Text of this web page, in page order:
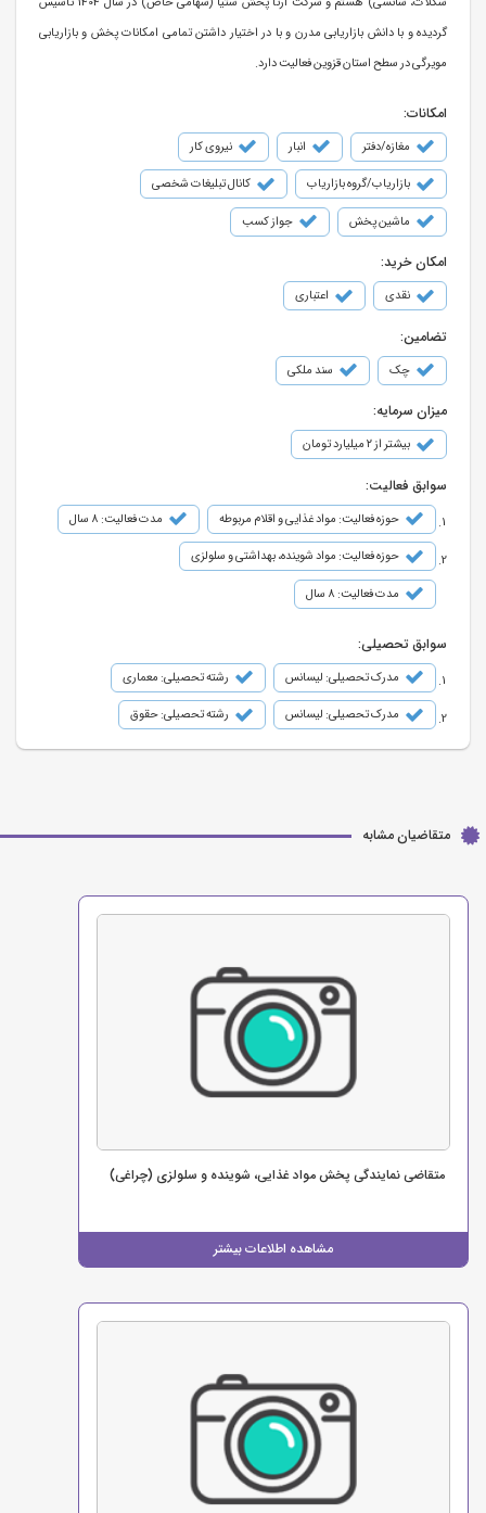
گردیده و با دانش بازاریابی مدرن و با در اختیار داشتن تمامی امکانات پخش و بازاریابی
مویرگی در سطح استان قزوین فعالیت دارد.
امکانات:
مغازه/دفتر انبار نیروی کار
بازاریاب/گروه بازاریاب کانال تبلیغات شخصی
ماشین پخش جواز کسب
امکان خرید:
نقدی اعتباری
تضامین:
چک سند ملکی
میزان سرمایه:
بیشتر از ۲ میلیارد تومان
سوابق فعالیت:
حوزه فعالیت: مواد غذایی و اقلام مربوطه مدت فعالیت: 8 سال
حوزه فعالیت: مواد شوینده، بهداشتی و سلولزی
مدت فعالیت: 8 سال
سوابق تحصیلی:
مدرک تحصیلی: لیسانس رشته تحصیلی: معماری
مدرک تحصیلی: لیسانس رشته تحصیلی: حقوق
متقاضیان مشابه
مشاهده اطلاعات بیشتر
متقاضی نمایندگی پخش مواد غذایی، شوینده و سلولزی (چراغی)